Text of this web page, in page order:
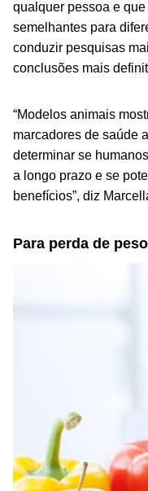
qualquer pessoa e
semelhantes para
conduzir pesquisas
conclusões mais
“Modelos animais
marcadores de saúde
determinar se
a longo prazo e se
benefícios”, diz
Para perda de peso